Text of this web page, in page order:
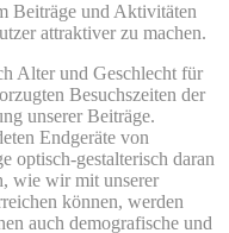
Beiträge und Aktivitäten
attraktiver zu machen.
Alter und Geschlecht für
Besuchszeiten der
unserer Beiträge.
Endgeräte von
optisch-gestalterisch daran
wie wir mit unserer
können, werden
auch demografische und